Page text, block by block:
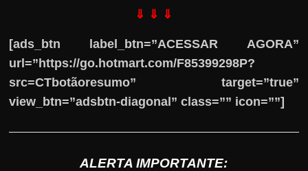
⇓ ⇓ ⇓
[ads_btn label_btn=”ACESSAR AGORA”
url=”https://go.hotmart.com/F85399298P?
src=CTbotãoresumo” target=”true”
view_btn=”adsbtn-diagonal” class=”” icon=””]
ALERTA IMPORTANTE: